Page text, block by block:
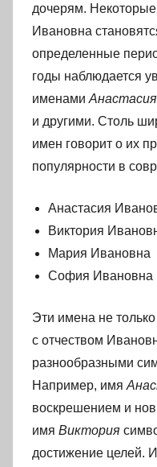
дочерям.
Ивановна
определенные
годы наблюдается
именами
и другими. Столь
имен говорит о их
популярности в
Анастасия
Виктория
Мария Ивановна
София Ивановна
Эти имена не только
с отчеством
разнообразными
Например, имя
воскрешением и
имя Виктория
достижение целей.